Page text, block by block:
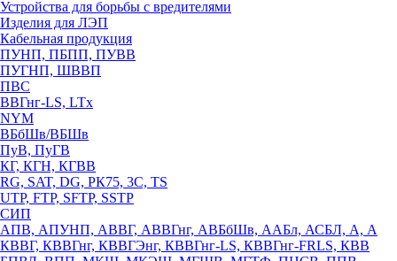
Устройства для борьбы с вредителями
Изделия для ЛЭП
Кабельная продукция
ПУНП, ПБПП, ПУВВ
ПУГНП, ШВВП
ПВС
ВВГнг-LS, LTx
NYM
ВБбШв/ВБШв
ПуВ, ПуГВ
КГ, КГН, КГВВ
RG, SAT, DG, РК75, 3С, TS
UTP, FTP, SFTP, SSTP
СИП
АПВ, АПУНП, АВВГ, АВВГнг, АВБбШв, ААБл, АСБЛ, А, А
КВВГ, КВВГнг, КВВГЭнг, КВВГнг-LS, КВВГнг-FRLS, КВВ